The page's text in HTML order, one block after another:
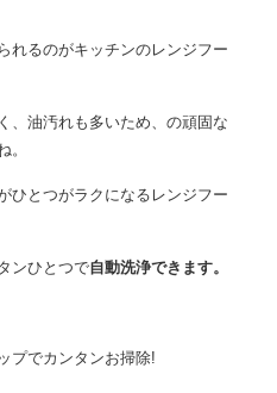
れるのがキッチンのレンジフー
、油汚れも多いため、の頑固な
。
ひとつがラクになるレンジフー
ンひとつで自動洗浄できます。
プでカンタンお掃除!